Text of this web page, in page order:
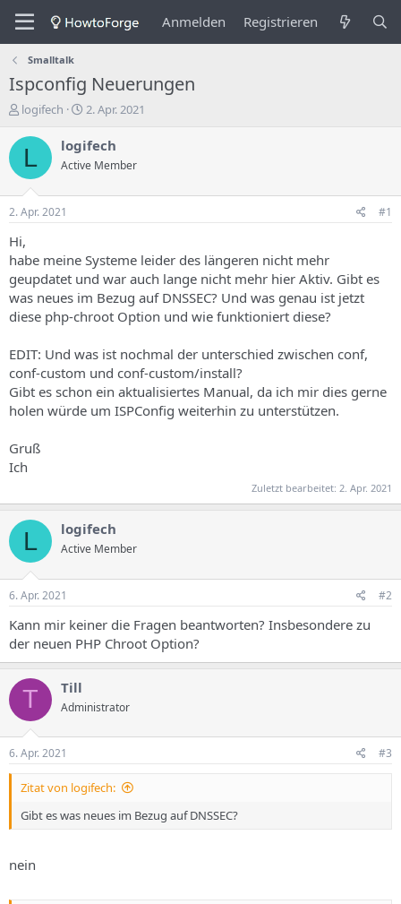
Anmelden Registrieren
Smalltalk
Ispconfig Neuerungen
E
s
e
l
e
r
d
e
s
T
h
m
s
logifech
E
s
e
g
s
d
a
t
m
2. Apr. 2021
L logifech
Active Member
2. Apr. 2021 #1
Hi,
habe meine Systeme leider des längeren nicht mehr
geupdatet und war auch lange nicht mehr hier Aktiv. Gibt es
was neues im Bezug auf DNSSEC? Und was genau ist jetzt
diese php-chroot Option und wie funktioniert diese?
EDIT: Und was ist nochmal der unterschied zwischen conf,
conf-custom und conf-custom/install?
Gibt es schon ein aktualisiertes Manual, da ich mir dies gerne
holen würde um ISPConfig weiterhin zu unterstützen.
Gruß
Ich
Zuletzt bearbeitet: 2. Apr. 2021
L logifech
Active Member
6. Apr. 2021 #2
Kann mir keiner die Fragen beantworten? Insbesondere zu
der neuen PHP Chroot Option?
T Till
Administrator
6. Apr. 2021 #3
Zitat von logifech:
Gibt es was neues im Bezug auf DNSSEC?
nein